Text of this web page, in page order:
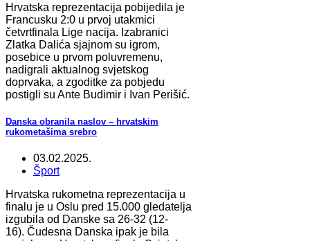
Hrvatska reprezentacija pobijedila je
Francusku 2:0 u prvoj utakmici
četvrtfinala Lige nacija. Izabranici
Zlatka Dalića sjajnom su igrom,
posebice u prvom poluvremenu,
nadigrali aktualnog svjetskog
doprvaka, a zgoditke za pobjedu
postigli su Ante Budimir i Ivan Perišić.
Danska obranila naslov – hrvatskim
rukometašima srebro
03.02.2025.
Šport
Hrvatska rukometna reprezentacija u
finalu je u Oslu pred 15.000 gledatelja
izgubila od Danske sa 26-32 (12-
16). Čudesna Danska ipak je bila